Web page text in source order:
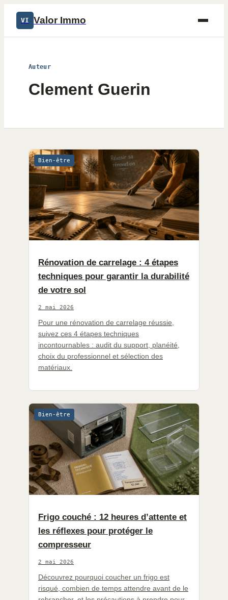
VI Valor Immo
Auteur
Clement Guerin
Bien-être
Rénovation de carrelage : 4 étapes
techniques pour garantir la durabilité
de votre sol
2 mai 2026
Pour une rénovation de carrelage réussie,
suivez ces 4 étapes techniques
incontournables : audit du support, planéité,
choix du professionnel et sélection des
matériaux.
Bien-être
Frigo couché : 12 heures d’attente et
les réflexes pour protéger le
compresseur
2 mai 2026
Découvrez pourquoi coucher un frigo est
risqué, combien de temps attendre avant de le